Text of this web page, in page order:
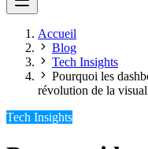
Accueil
Blog
Tech Insights
Pourquoi les
révolution de la
Tech Insights